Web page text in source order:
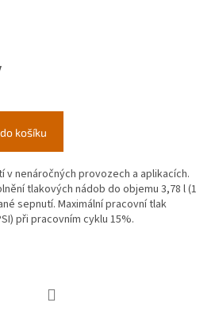
košíku
v nenáročných provozech a aplikacích.
tlakových nádob do objemu 3,78 l (1
sepnutí. Maximální pracovní tlak
při pracovním cyklu 15%.